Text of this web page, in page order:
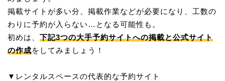
掲載サイトが多い分、掲載作業などが必要になり、工数の
わりに予約が入らない…となる可能性も。
初めは、 下記3つの大手予約サイトへの掲載と公式サイト
の作成をしてみましょう！
▼レンタルスペースの代表的な予約サイト